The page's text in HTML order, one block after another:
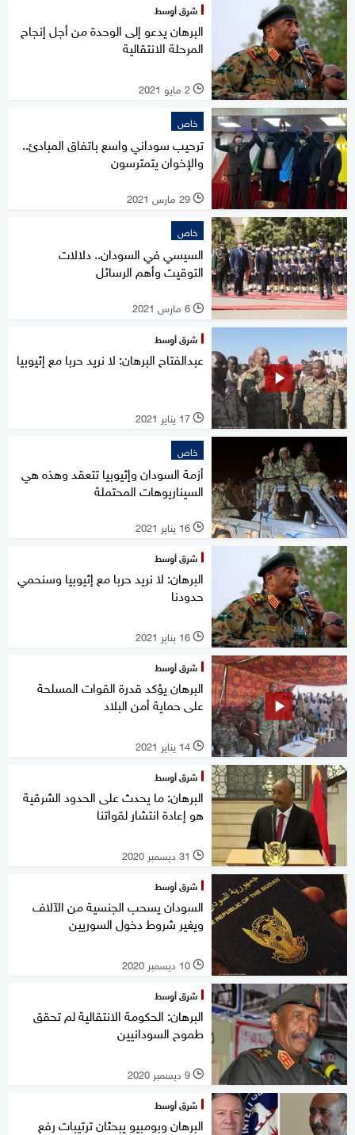
شرق أوسط
البرهان يدعو إلى الوحدة من أجل إنجاح
المرحلة الانتقالية
l 2 مايو 2021
خاص
ترحيب سوداني واسع باتفاق المبادئ..
والإخوان يتمترسون
l 29 مارس 2021
خاص
السيسي في السودان.. دلالات
التوقيت وأهم الرسائل
l 6 مارس 2021
شرق أوسط
عبدالفتاح البرهان: لا نريد حربا مع إثيوبيا
l 17 يناير 2021
خاص
أزمة السودان وإثيوبيا تتعقد وهذه هي
السيناريوهات المحتملة
l 16 يناير 2021
شرق أوسط
البرهان: لا نريد حربا مع إثيوبيا وسنحمي
حدودنا
l 16 يناير 2021
شرق أوسط
البرهان يؤكد قدرة القوات المسلحة
على حماية أمن البلاد
l 14 يناير 2021
شرق أوسط
البرهان: ما يحدث على الحدود الشرقية
هو إعادة انتشار لقواتنا
l 31 ديسمبر 2020
شرق أوسط
السودان يسحب الجنسية من الآلاف
ويغير شروط دخول السوريين
l 10 ديسمبر 2020
شرق أوسط
البرهان: الحكومة الانتقالية لم تحقق
طموح السودانيين
l 9 ديسمبر 2020
شرق أوسط
البرهان وبومبيو يبحثان ترتيبات رفع